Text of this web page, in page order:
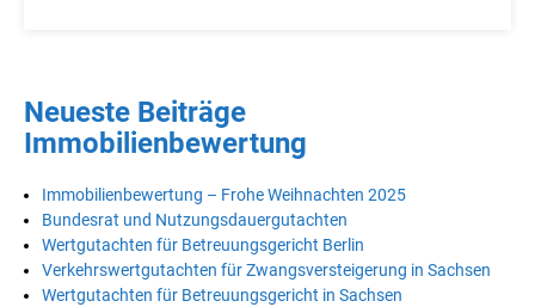
Neueste Beiträge
Immobilienbewertung
Immobilienbewertung – Frohe Weihnachten 2025
Bundesrat und Nutzungsdauergutachten
Wertgutachten für Betreuungsgericht Berlin
Verkehrswertgutachten für Zwangsversteigerung in Sachsen
Wertgutachten für Betreuungsgericht in Sachsen